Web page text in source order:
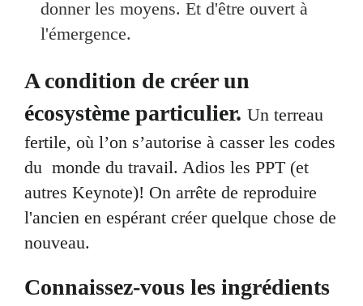
donner les moyens. Et d'être ouvert à
l'émergence.
A condition de créer un
écosystème particulier. Un terreau
fertile, où l’on s’autorise à casser les codes
du monde du travail. Adios les PPT (et
autres Keynote)! On arrête de reproduire
l'ancien en espérant créer quelque chose de
nouveau.
Connaissez-vous les ingrédients